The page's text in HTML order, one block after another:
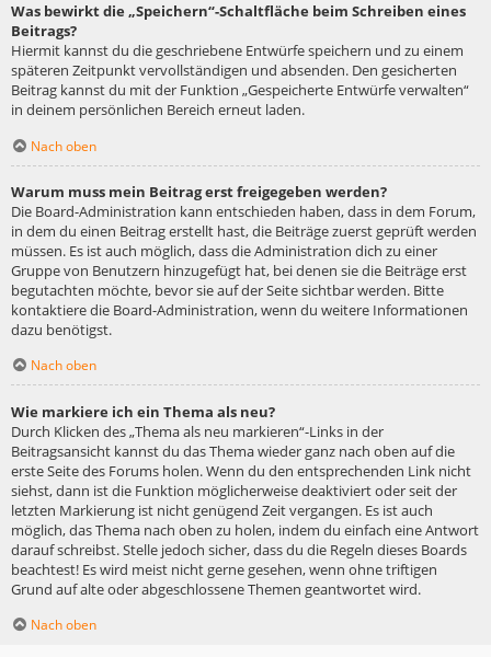
Was bewirkt die „Speichern“-Schaltfläche beim Schreiben eines
Beitrags?
Hiermit kannst du die geschriebene Entwürfe speichern und zu einem
späteren Zeitpunkt vervollständigen und absenden. Den gesicherten
Beitrag kannst du mit der Funktion „Gespeicherte Entwürfe verwalten“
in deinem persönlichen Bereich erneut laden.
Nach oben
Warum muss mein Beitrag erst freigegeben werden?
Die Board-Administration kann entschieden haben, dass in dem Forum,
in dem du einen Beitrag erstellt hast, die Beiträge zuerst geprüft werden
müssen. Es ist auch möglich, dass die Administration dich zu einer
Gruppe von Benutzern hinzugefügt hat, bei denen sie die Beiträge erst
begutachten möchte, bevor sie auf der Seite sichtbar werden. Bitte
kontaktiere die Board-Administration, wenn du weitere Informationen
dazu benötigst.
Nach oben
Wie markiere ich ein Thema als neu?
Durch Klicken des „Thema als neu markieren“-Links in der
Beitragsansicht kannst du das Thema wieder ganz nach oben auf die
erste Seite des Forums holen. Wenn du den entsprechenden Link nicht
siehst, dann ist die Funktion möglicherweise deaktiviert oder seit der
letzten Markierung ist nicht genügend Zeit vergangen. Es ist auch
möglich, das Thema nach oben zu holen, indem du einfach eine Antwort
darauf schreibst. Stelle jedoch sicher, dass du die Regeln dieses Boards
beachtest! Es wird meist nicht gerne gesehen, wenn ohne triftigen
Grund auf alte oder abgeschlossene Themen geantwortet wird.
Nach oben